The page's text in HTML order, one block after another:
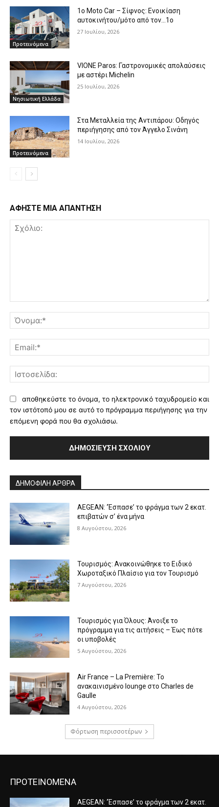
Προτεινόμενα
1o Moto Car – Σίφνος: Ενοικίαση
αυτοκινήτου/μότο από τον…1ο
27 Ιουλίου, 2026
Νησιωτική Ελλάδα
VIONE Paros: Γαστρονομικές απολαύσεις
με αστέρι Michelin
25 Ιουλίου, 2026
Προτεινόμενα
Στα Μεταλλεία της Αντιπάρου: Οδηγός
περιήγησης από τον Άγγελο Σινάνη
14 Ιουλίου, 2026
ΑΦΗΣΤΕ ΜΙΑ ΑΠΑΝΤΗΣΗ
αποθηκεύστε το όνομα, το ηλεκτρονικό ταχυδρομείο και
τον ιστότοπό μου σε αυτό το πρόγραμμα περιήγησης για την
επόμενη φορά που θα σχολιάσω.
ΔΗΜΟΦΙΛΗ ΑΡΘΡΑ
AEGEAN: ‘Έσπασε’ το φράγμα των 2 εκατ.
επιβατών σ’ ένα μήνα
8 Αυγούστου, 2026
Τουρισμός: Ανακοινώθηκε το Ειδικό
Χωροταξικό Πλαίσιο για τον Τουρισμό
7 Αυγούστου, 2026
Τουρισμός για Όλους: Άνοιξε το
πρόγραμμα για τις αιτήσεις – Έως πότε
οι υποβολές
5 Αυγούστου, 2026
Air France – La Première: Το
ανακαινισμένο lounge στο Charles de
Gaulle
4 Αυγούστου, 2026
Φόρτωση περισσοτέρων
ΠΡΟΤΕΙΝΟΜΕΝΑ
AEGEAN: ‘Έσπασε’ το φράγμα των 2 εκατ.